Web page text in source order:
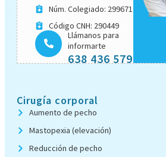
Núm. Colegiado: 299671
Código CNH: 290449
Llámanos para
informarte
638 436 579
Cirugía corporal
Aumento de pecho
Mastopexia (elevación)
Reducción de pecho